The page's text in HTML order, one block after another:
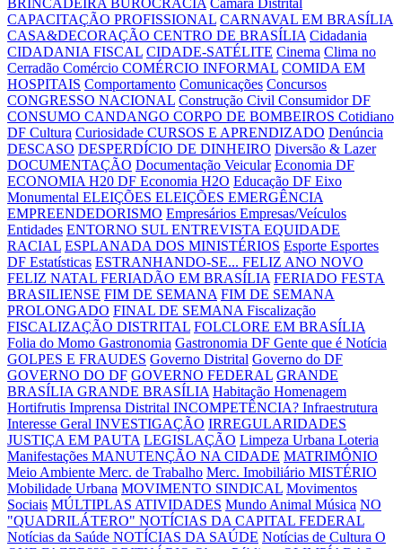
CAPACITAÇÃO PROFISSIONAL CARNAVAL EM BRASÍLIA
CASA&DECORAÇÃO CENTRO DE BRASÍLIA Cidadania
CIDADANIA FISCAL CIDADE-SATÉLITE Cinema Clima no
Cerradão Comércio COMÉRCIO INFORMAL COMIDA EM
HOSPITAIS Comportamento Comunicações Concursos
CONGRESSO NACIONAL Construção Civil Consumidor DF
CONSUMO CANDANGO CORPO DE BOMBEIROS Cotidiano
DF Cultura Curiosidade CURSOS E APRENDIZADO Denúncia
DESCASO DESPERDÍCIO DE DINHEIRO Diversão & Lazer
DOCUMENTAÇÃO Documentação Veicular Economia DF
ECONOMIA H20 DF Economia H2O Educação DF Eixo
Monumental ELEIÇÕES ELEIÇÕES EMERGÊNCIA
EMPREENDEDORISMO Empresários Empresas/Veículos
Entidades ENTORNO SUL ENTREVISTA EQUIDADE
RACIAL ESPLANADA DOS MINISTÉRIOS Esporte Esportes
DF Estatísticas ESTRANHANDO-SE... FELIZ ANO NOVO
FELIZ NATAL FERIADÃO EM BRASÍLIA FERIADO FESTA
BRASILIENSE FIM DE SEMANA FIM DE SEMANA
PROLONGADO FINAL DE SEMANA Fiscalização
FISCALIZAÇÃO DISTRITAL FOLCLORE EM BRASÍLIA
Folia do Momo Gastronomia Gastronomia DF Gente que é Notícia
GOLPES E FRAUDES Governo Distrital Governo do DF
GOVERNO DO DF GOVERNO FEDERAL GRANDE
BRASÍLIA GRANDE BRASÍLIA Habitação Homenagem
Hortifrutis Imprensa Distrital INCOMPETÊNCIA? Infraestrutura
Interesse Geral INVESTIGAÇÃO IRREGULARIDADES
JUSTIÇA EM PAUTA LEGISLAÇÃO Limpeza Urbana Loteria
Manifestações MANUTENÇÃO NA CIDADE MATRIMÔNIO
Meio Ambiente Merc. de Trabalho Merc. Imobiliário MISTÉRIO
Mobilidade Urbana MOVIMENTO SINDICAL Movimentos
Sociais MÚLTIPLAS ATIVIDADES Mundo Animal Música NO
"QUADRILÁTERO" NOTÍCIAS DA CAPITAL FEDERAL
Notícias da Saúde NOTÍCIAS DA SAÚDE Notícias de Cultura O